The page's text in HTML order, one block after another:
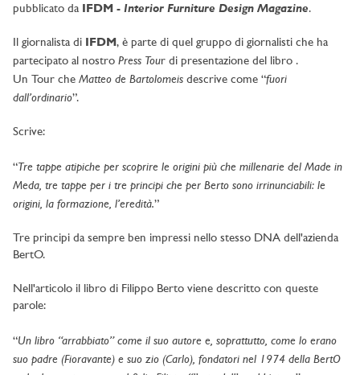
pubblicato da IFDM - Interior Furniture Design Magazine.
Il giornalista di IFDM, è parte di quel gruppo di giornalisti che ha
partecipato al nostro Press Tour di presentazione del libro .
Un Tour che Matteo de Bartolomeis descrive come “fuori
dall’ordinario”.
Scrive:
“Tre tappe atipiche per scoprire le origini più che millenarie del Made in
Meda, tre tappe per i tre principi che per Berto sono irrinunciabili: le
origini, la formazione, l’eredità.”
Tre principi da sempre ben impressi nello stesso DNA dell'azienda
BertO.
Nell'articolo il libro di Filippo Berto viene descritto con queste
parole:
“Un libro “arrabbiato” come il suo autore e, soprattutto, come lo erano
suo padre (Fioravante) e suo zio (Carlo), fondatori nel 1974 della BertO